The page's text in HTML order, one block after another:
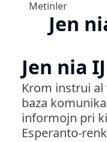
Jen
Jen nia
Krom instrui
baza
informojn pri
Esperanto-